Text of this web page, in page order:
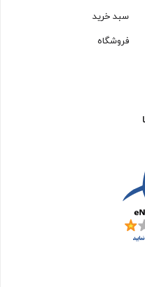
سبد خرید
فروشگاه